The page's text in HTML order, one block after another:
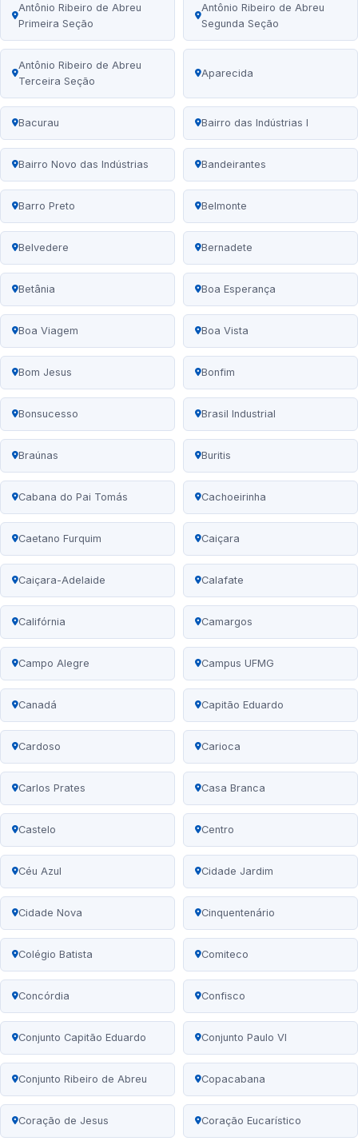
Antônio Ribeiro de Abreu
Primeira Seção
Antônio Ribeiro de Abreu
Segunda Seção
Antônio Ribeiro de Abreu
Terceira Seção
Aparecida
Bacurau Bairro das Indústrias I
Bairro Novo das Indústrias Bandeirantes
Barro Preto Belmonte
Belvedere Bernadete
Betânia Boa Esperança
Boa Viagem Boa Vista
Bom Jesus Bonfim
Bonsucesso Brasil Industrial
Braúnas Buritis
Cabana do Pai Tomás Cachoeirinha
Caetano Furquim Caiçara
Caiçara-Adelaide Calafate
Califórnia Camargos
Campo Alegre Campus UFMG
Canadá Capitão Eduardo
Cardoso Carioca
Carlos Prates Casa Branca
Castelo Centro
Céu Azul Cidade Jardim
Cidade Nova Cinquentenário
Colégio Batista Comiteco
Concórdia Confisco
Conjunto Capitão Eduardo Conjunto Paulo VI
Conjunto Ribeiro de Abreu Copacabana
Coração de Jesus Coração Eucarístico